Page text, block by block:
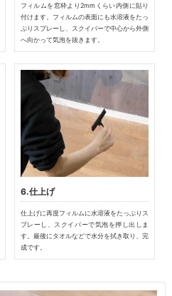
フィルムを窓枠より2mmくらい内側に貼り
付けます。フィルムの表面にも水溶液をたっ
ぷりスプレーし、スクイバーで中心から外側
へ向かって気泡を抜きます。
6.仕上げ
仕上げに再度フィルムに水溶液をたっぷりス
プレーし、スクイバーで気泡を押し出しま
す。最後にタオルなどで水分を拭き取り、完
成です。